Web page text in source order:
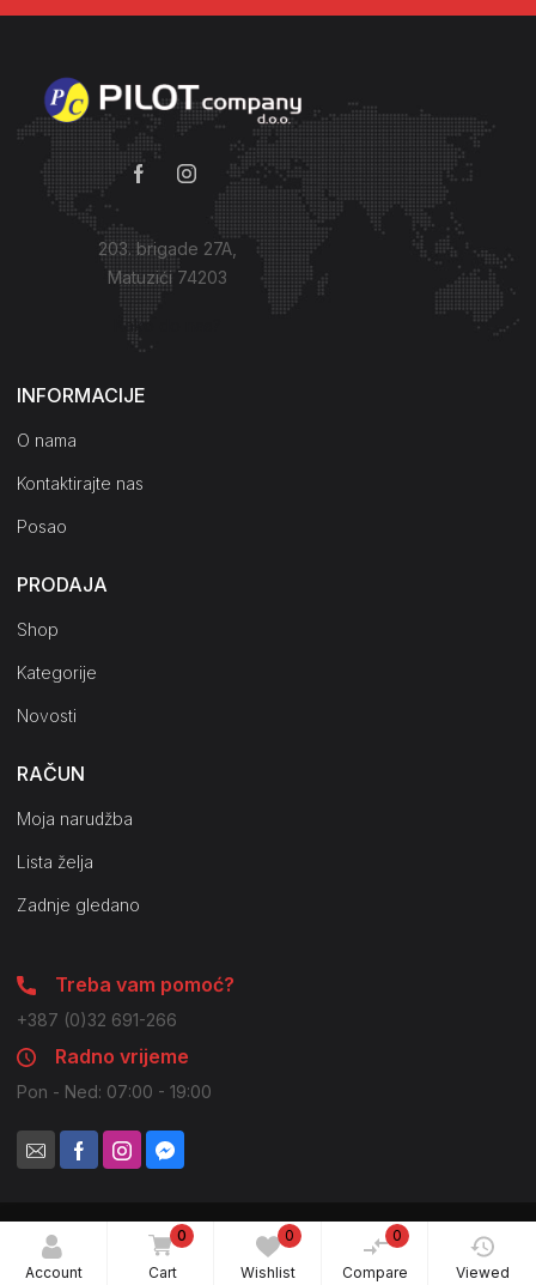
Account
0
Cart
0
Wishlist
0
Compare Viewed
203. brigade 27A,
Matuzići 74203
Kako do nas?
INFORMACIJE
O nama
Kontaktirajte nas
Posao
PRODAJA
Shop
Kategorije
Novosti
RAČUN
Moja narudžba
Lista želja
Zadnje gledano
Treba vam pomoć?
+387 (0)32 691-266
Radno vrijeme
Pon - Ned: 07:00 - 19:00
© 2021 Pilot Company. Sva prava zadržana. Moguće su
nenamjerne greške u slikama i opisima.